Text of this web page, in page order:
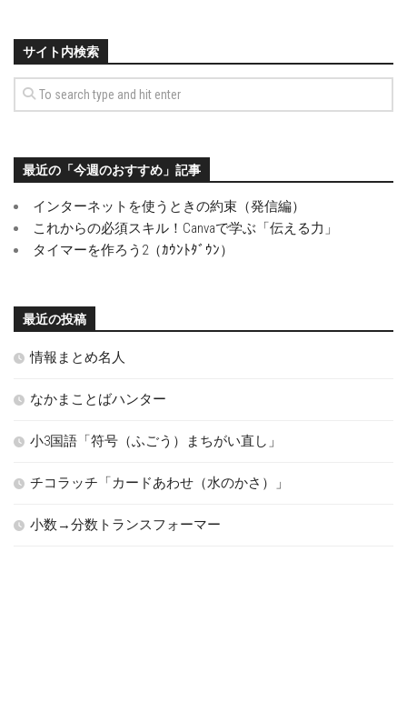
サイト内検索
最近の「今週のおすすめ」記事
インターネットを使うときの約束（発信編）
これからの必須スキル！Canvaで学ぶ「伝える力」
タイマーを作ろう2（ｶｳﾝﾄﾀﾞｳﾝ）
最近の投稿
情報まとめ名人
なかまことばハンター
小3国語「符号（ふごう）まちがい直し」
チコラッチ「カードあわせ（水のかさ）」
小数→分数トランスフォーマー